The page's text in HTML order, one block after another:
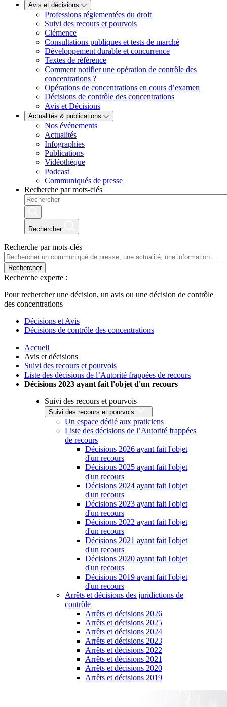
Avis et décisions
Professions réglementées du droit
Suivi des recours et pourvois
Clémence
Consultations publiques et tests de marché
Développement durable et concurrence
Textes de référence
Comment notifier une opération de contrôle des
concentrations ?
Opérations de concentrations en cours d’examen
Décisions de contrôle des concentrations
Avis et Décisions
Actualités & publications
Nos événements
Actualités
Infographies
Publications
Vidéothéque
Podcast
Communiqués de presse
Recherche par mots-clés
Rechercher
Recherche par mots-clés
Rechercher
Recherche experte :
Pour rechercher une décision, un avis ou une décision de contrôle
des concentrations
Décisions et Avis
Décisions de contrôle des concentrations
Accueil
Avis et décisions
Suivi des recours et pourvois
Liste des décisions de l’Autorité frappées de recours
Décisions 2023 ayant fait l'objet d'un recours
Suivi des recours et pourvois
Suivi des recours et pourvois
Un espace dédié aux praticiens
Liste des décisions de l’Autorité frappées
de recours
Décisions 2026 ayant fait l'objet
d'un recours
Décisions 2025 ayant fait l'objet
d'un recours
Décisions 2024 ayant fait l'objet
d'un recours
Décisions 2023 ayant fait l'objet
d'un recours
Décisions 2022 ayant fait l'objet
d'un recours
Décisions 2021 ayant fait l'objet
d'un recours
Décisions 2020 ayant fait l'objet
d'un recours
Décisions 2019 ayant fait l'objet
d'un recours
Arrêts et décisions des juridictions de
contrôle
Arrêts et décisions 2026
Arrêts et décisions 2025
Arrêts et décisions 2024
Arrêts et décisions 2023
Arrêts et décisions 2022
Arrêts et décisions 2021
Arrêts et décisions 2020
Arrêts et décisions 2019